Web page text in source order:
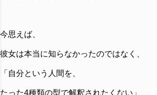
今思えば、
彼女は本当に知らなかったのではなく、
「自分という人間を、
たった4種類の型で解釈されたくない」